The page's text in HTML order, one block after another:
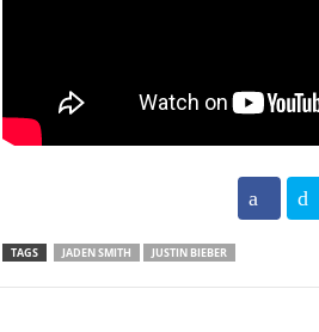
102
TAGS JADEN SMITH JUSTIN BIEBER